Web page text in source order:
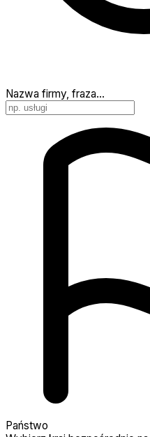
Nazwa firmy, fraza…
Państwo